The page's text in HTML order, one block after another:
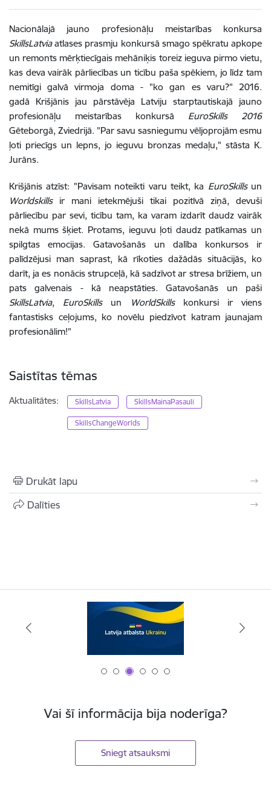
Nacionālajā jauno profesionāļu meistarības konkursa
SkillsLatviaatlases prasmju konkursā smago spēkratu apkope
un remonts mērķtiecīgais mehāniķis toreiz ieguva pirmo vietu,
kas deva vairāk pārliecības un ticību paša spēkiem, jo līdz tam
nemitīgi galvā virmoja doma - "ko gan es varu?" 2016.
gadā Krišjānis jau pārstāvēja Latviju starptautiskajā jauno
profesionāļu meistarības konkursā EuroSkills 2016
Gēteborgā, Zviedrijā. "Par savu sasniegumu vēljoprojām esmu
ļoti priecīgs un lepns, jo ieguvu bronzas medaļu," stāsta K.
Jurāns.
Krišjānis atzīst: "Pavisam noteikti varu teikt, ka EuroSkillsun
Worldskillsir mani ietekmējuši tikai pozitīvā ziņā, devuši
pārliecību par sevi, ticību tam, ka varam izdarīt daudz vairāk
nekā mums šķiet. Protams, ieguvu ļoti daudz patīkamas un
spilgtas emocijas. Gatavošanās un dalība konkursos ir
palīdzējusi man saprast, kā rīkoties dažādās situācijās, ko
darīt, ja es nonācis strupceļā, kā sadzīvot ar stresa brīžiem, un
pats galvenais - kā neapstāties. Gatavošanās un paši
SkillsLatvia, EuroSkillsun WorldSkillskonkursi ir viens
fantastisks ceļojums, ko novēlu piedzīvot katram jaunajam
profesionālim!"
Saistītas tēmas
Aktualitātes: SkillsLatvia SkillsMainaPasauli
SkillsChangeWorlds
Drukāt lapu
Dalīties
Vai šī informācija bija noderīga?
Sniegt atsauksmi